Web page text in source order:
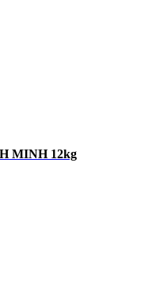
MINH 12kg